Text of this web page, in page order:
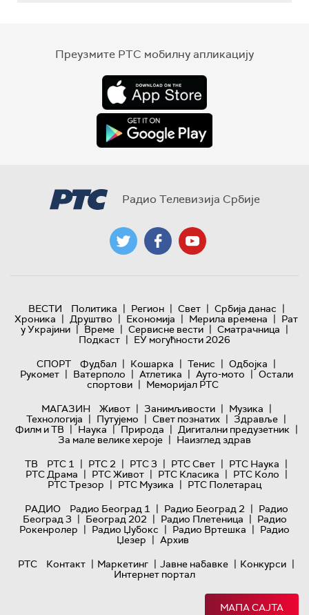
Преузмите РТС мобилну апликацију
Радио Телевизија Србије
ВЕСТИ Политика | Регион | Свет | Србија данас |
Хроника | Друштво | Економија | Мерила времена | Рат
у Украјини | Време | Сервисне вести | Сматрачница |
Подкаст | ЕУ могућности 2026
СПОРТ
Фудбал | Кошарка | Тенис | Одбојка |
Рукомет | Ватерполо | Атлетика | Ауто-мото | Остали
спортови | Меморијал РТС
МАГАЗИН
Живот | Занимљивости | Музика |
Технологијa | Путујемо | Свет познатих | Здравље |
Филм и ТВ | Наука | Природа | Дигитални предузетник |
За мале велике хероје | Наизглед здрав
ТВ
РТС 1 | РТС 2 | РТС 3 | РТС Свет | РТС Наука |
РТС Драма | РТС Живот | РТС Класика | РТС Коло |
РТС Трезор | РТС Музика | РТС Полетарац
РАДИО
Радио Београд 1 | Радио Београд 2 | Радио
Београд 3 | Београд 202 | Радио Плетеница | Радио
Рокенролер | Радио Џубокс | Радио Вртешка | Радио
Џезер | Архив
РТС
Контакт | Маркетинг | Јавне набавке | Конкурси |
Интернет портал
МАПА САЈТА